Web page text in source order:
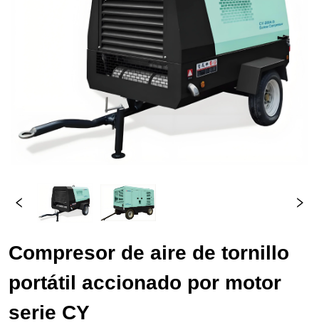
Compresor de aire de tornillo
portátil accionado por motor
serie CY